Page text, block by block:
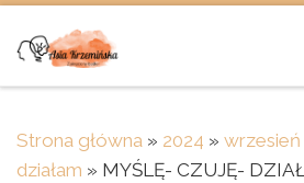
Skip to content
Strona główna » 2024 » wrzesień
działam » MYŚLĘ- CZUJĘ-